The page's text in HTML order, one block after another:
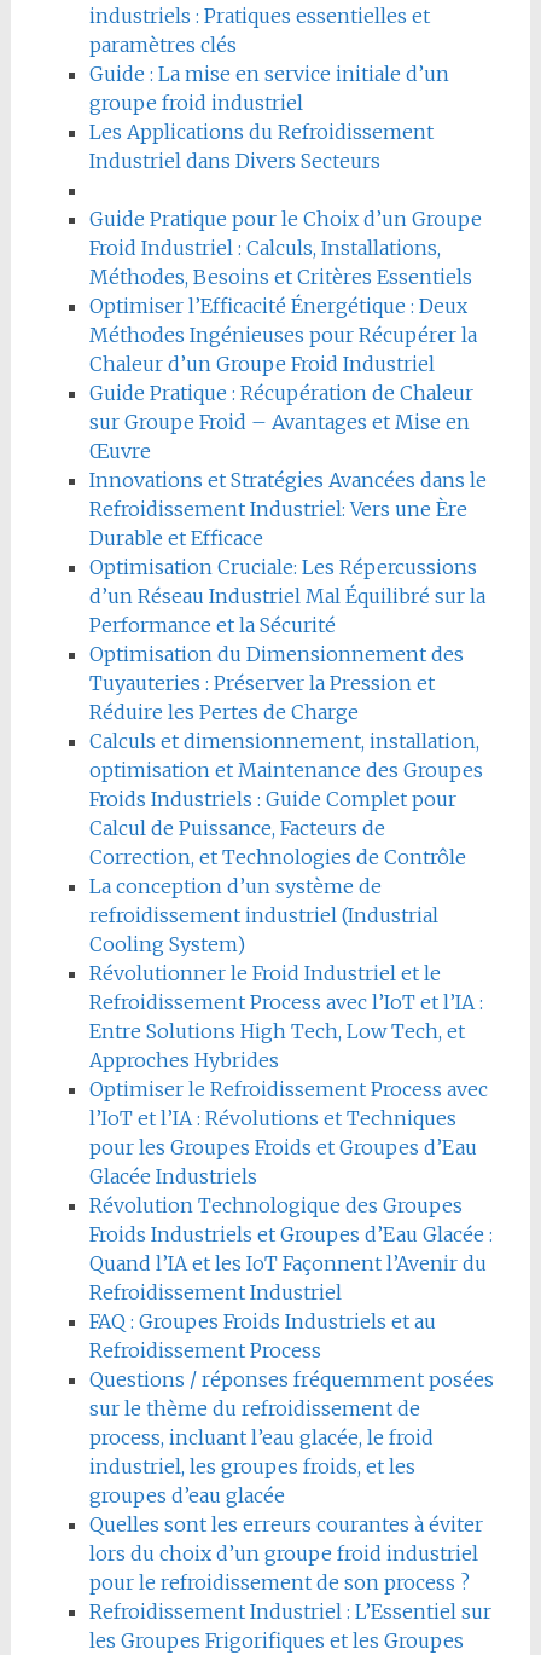
industriels : Pratiques essentielles et
paramètres clés
Guide : La mise en service initiale d’un
groupe froid industriel
Les Applications du Refroidissement
Industriel dans Divers Secteurs
Guide Pratique pour le Choix d’un Groupe
Froid Industriel : Calculs, Installations,
Méthodes, Besoins et Critères Essentiels
Optimiser l’Efficacité Énergétique : Deux
Méthodes Ingénieuses pour Récupérer la
Chaleur d’un Groupe Froid Industriel
Guide Pratique : Récupération de Chaleur
sur Groupe Froid – Avantages et Mise en
Œuvre
Innovations et Stratégies Avancées dans le
Refroidissement Industriel: Vers une Ère
Durable et Efficace
Optimisation Cruciale: Les Répercussions
d’un Réseau Industriel Mal Équilibré sur la
Performance et la Sécurité
Optimisation du Dimensionnement des
Tuyauteries : Préserver la Pression et
Réduire les Pertes de Charge
Calculs et dimensionnement, installation,
optimisation et Maintenance des Groupes
Froids Industriels : Guide Complet pour
Calcul de Puissance, Facteurs de
Correction, et Technologies de Contrôle
La conception d’un système de
refroidissement industriel (Industrial
Cooling System)
Révolutionner le Froid Industriel et le
Refroidissement Process avec l’IoT et l’IA :
Entre Solutions High Tech, Low Tech, et
Approches Hybrides
Optimiser le Refroidissement Process avec
l’IoT et l’IA : Révolutions et Techniques
pour les Groupes Froids et Groupes d’Eau
Glacée Industriels
Révolution Technologique des Groupes
Froids Industriels et Groupes d’Eau Glacée :
Quand l’IA et les IoT Façonnent l’Avenir du
Refroidissement Industriel
FAQ : Groupes Froids Industriels et au
Refroidissement Process
Questions / réponses fréquemment posées
sur le thème du refroidissement de
process, incluant l’eau glacée, le froid
industriel, les groupes froids, et les
groupes d’eau glacée
Quelles sont les erreurs courantes à éviter
lors du choix d’un groupe froid industriel
pour le refroidissement de son process ?
Refroidissement Industriel : L’Essentiel sur
les Groupes Frigorifiques et les Groupes